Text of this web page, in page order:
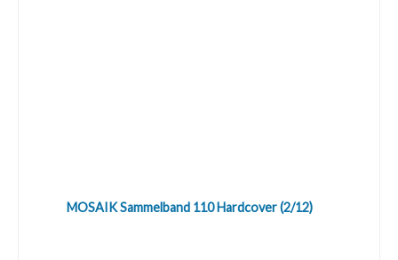
MOSAIK Sammelband 110 Hardcover (2/12)